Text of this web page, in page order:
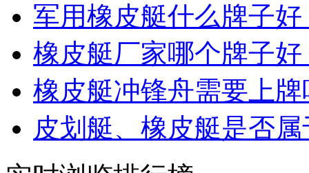
军用橡皮艇什么牌子好
橡皮艇厂家哪个牌子好
橡皮艇冲锋舟需要上牌
皮划艇、橡皮艇是否